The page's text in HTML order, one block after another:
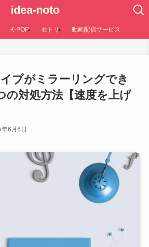
idea-noto
K-POP セトリ 動画配信サービス
ブがミラーリングでき
の対処方法【速度を上げ
6月6日